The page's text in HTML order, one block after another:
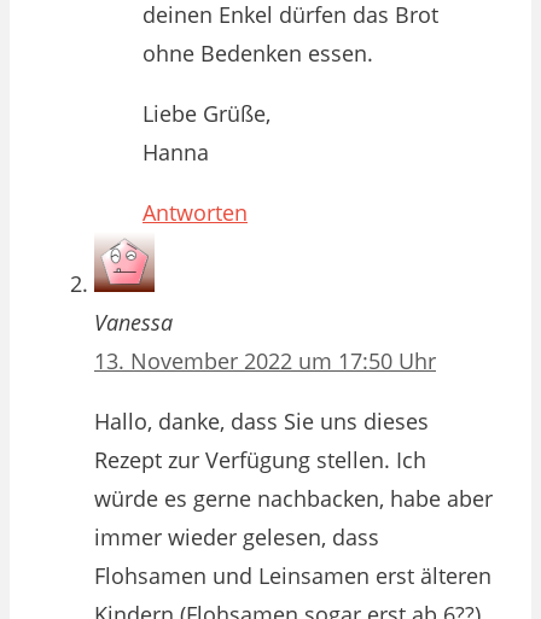
deinen Enkel dürfen das Brot
ohne Bedenken essen.
Liebe Grüße,
Hanna
Antworten
Vanessa
13. November 2022 um 17:50 Uhr
Hallo, danke, dass Sie uns dieses
Rezept zur Verfügung stellen. Ich
würde es gerne nachbacken, habe aber
immer wieder gelesen, dass
Flohsamen und Leinsamen erst älteren